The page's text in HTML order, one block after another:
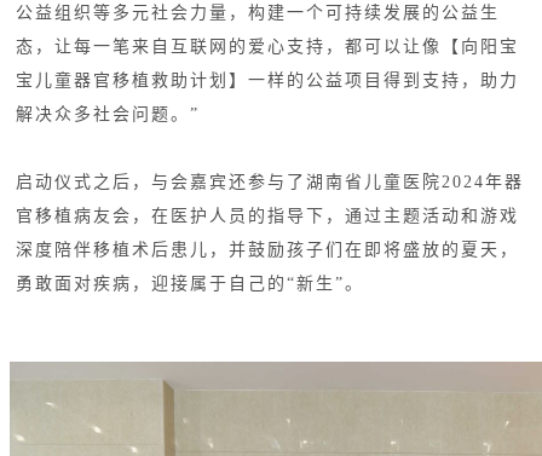
公益组织等多元社会力量，构建一个可持续发展的公益生
态，让每一笔来自互联网的爱心支持，都可以让像【向阳宝
宝儿童器官移植救助计划】一样的公益项目得到支持，助力
解决众多社会问题。”
启动仪式之后，与会嘉宾还参与了湖南省儿童医院2024年器
官移植病友会，在医护人员的指导下，通过主题活动和游戏
深度陪伴移植术后患儿，并鼓励孩子们在即将盛放的夏天，
勇敢面对疾病，迎接属于自己的“新生”。